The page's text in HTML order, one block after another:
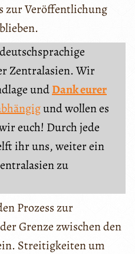
zur Veröffentlichung
Zentralasien. Wir
undDank eurer
und wollen es
euch! Durch jede
ihr uns, weiter ein
zu
Prozess zur
Grenze zwischen den
Streitigkeiten um